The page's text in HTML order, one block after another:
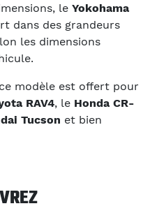
le Yokohama
dans des grandeurs
les dimensions
modèle est offert pour
RAV4, le Honda CR-
Tucson et bien